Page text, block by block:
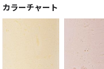
カラーチャート